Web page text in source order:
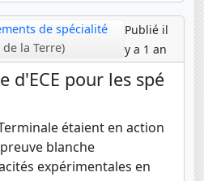
de spécialité
de la Terre)
Publié il
y a 1 an
d'ECE pour les spé
étaient en action
blanche
expérimentales en